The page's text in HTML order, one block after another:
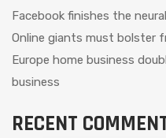
Facebook finishes the
Online giants must bolster
Europe home business
business
RECENT